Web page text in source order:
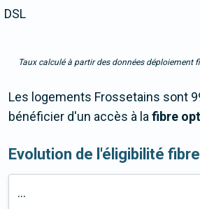
DSL
Taux calculé à partir des données déploiement
Les logements Frossetains sont
bénéficier d'un accès à lafibre
Evolution de l'éligibilité
...